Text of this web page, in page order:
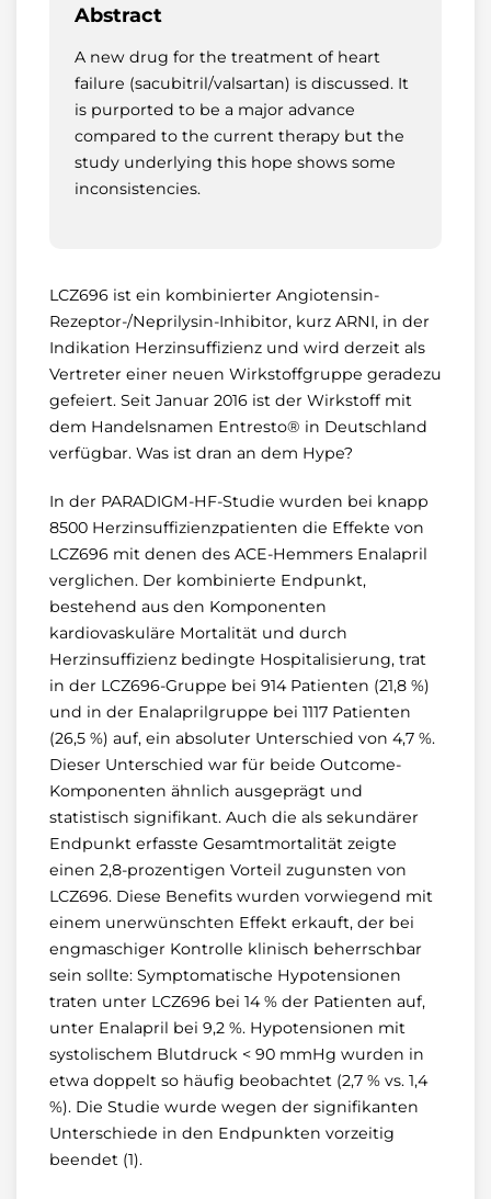
Abstract
A new drug for the treatment of heart
failure (sacubitril/valsartan) is discussed. It
is purported to be a major advance
compared to the current therapy but the
study underlying this hope shows some
inconsistencies.
LCZ696 ist ein kombinierter Angiotensin-
Rezeptor-/Neprilysin-Inhibitor, kurz ARNI, in der
Indikation Herzinsuffizienz und wird derzeit als
Vertreter einer neuen Wirkstoffgruppe geradezu
gefeiert. Seit Januar 2016 ist der Wirkstoff mit
dem Handelsnamen Entresto® in Deutschland
verfügbar. Was ist dran an dem Hype?
In der PARADIGM-HF-Studie wurden bei knapp
8500 Herzinsuffizienzpatienten die Effekte von
LCZ696 mit denen des ACE-Hemmers Enalapril
verglichen. Der kombinierte Endpunkt,
bestehend aus den Komponenten
kardiovaskuläre Mortalität und durch
Herzinsuffizienz bedingte Hospitalisierung, trat
in der LCZ696-Gruppe bei 914 Patienten (21,8 %)
und in der Enalaprilgruppe bei 1117 Patienten
(26,5 %) auf, ein absoluter Unterschied von 4,7 %.
Dieser Unterschied war für beide Outcome-
Komponenten ähnlich ausgeprägt und
statistisch signifikant. Auch die als sekundärer
Endpunkt erfasste Gesamtmortalität zeigte
einen 2,8-prozentigen Vorteil zugunsten von
LCZ696. Diese Benefits wurden vorwiegend mit
einem unerwünschten Effekt erkauft, der bei
engmaschiger Kontrolle klinisch beherrschbar
sein sollte: Symptomatische Hypotensionen
traten unter LCZ696 bei 14 % der Patienten auf,
unter Enalapril bei 9,2 %. Hypotensionen mit
systolischem Blutdruck < 90 mmHg wurden in
etwa doppelt so häufig beobachtet (2,7 % vs. 1,4
%). Die Studie wurde wegen der signifikanten
Unterschiede in den Endpunkten vorzeitig
beendet (1).